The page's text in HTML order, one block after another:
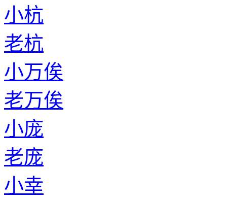
小杭
老杭
小万俟
老万俟
小庞
老庞
小幸